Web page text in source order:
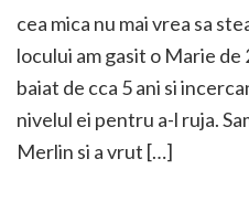
cea mica nu mai vrea sa
locului am gasit o Marie de
baiat de cca 5 ani si
nivelul ei pentru a-l ruja.
Merlin si a vrut […]